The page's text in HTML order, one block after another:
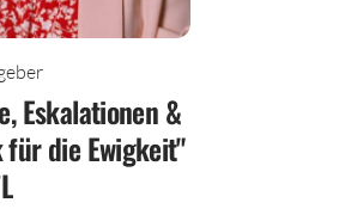
Eskalationen &
die Ewigkeit"